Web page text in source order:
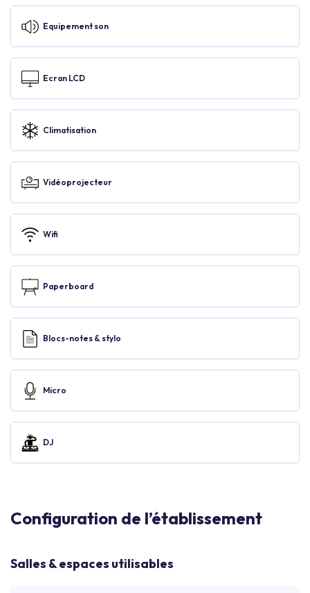
Equipement son
Ecran LCD
Climatisation
Vidéoprojecteur
Wifi
Paperboard
Blocs-notes & stylo
Micro
DJ
Configuration de l’établissement
Salles & espaces utilisables